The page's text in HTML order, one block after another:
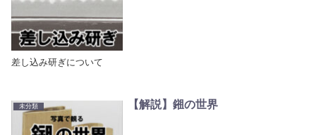
差し込み研ぎについて
未分類 【解説】鎺の世界